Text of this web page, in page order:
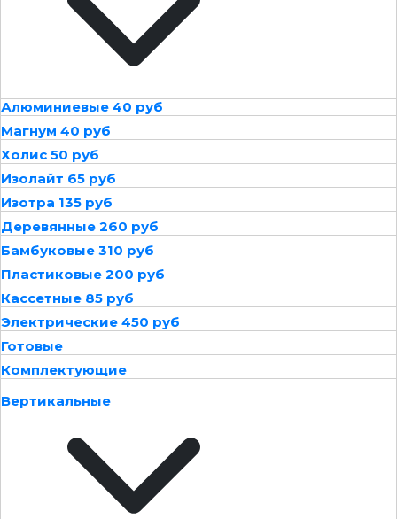
Алюминиевые 40 руб
Магнум 40 руб
Холис 50 руб
Изолайт 65 руб
Изотра 135 руб
Деревянные 260 руб
Бамбуковые 310 руб
Пластиковые 200 руб
Кассетные 85 руб
Электрические 450 руб
Готовые
Комплектующие
Вертикальные